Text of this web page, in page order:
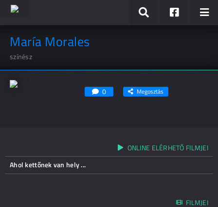
María Morales
színész
0 Megosztás
ONLINE ELÉRHETŐ FILMJEI
Ahol kettőnek van hely ...
FILMJEI